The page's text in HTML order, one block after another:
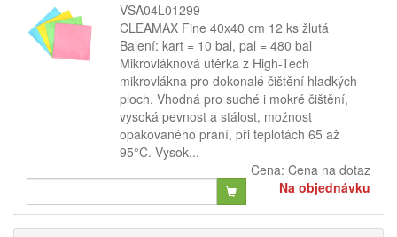
VSA04L01299
CLEAMAX Fine 40x40 cm 12 ks žlutá
Balení: kart = 10 bal, pal = 480 bal
Mikrovláknová utěrka z High-Tech
mikrovlákna pro dokonalé čištění hladkých
ploch. Vhodná pro suché i mokré čištění,
vysoká pevnost a stálost, možnost
opakovaného praní, při teplotách 65 až
95°C. Vysok...
Cena: Cena na dotaz
Na objednávku